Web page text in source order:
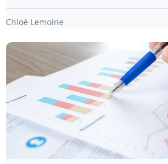
Chloé Lemoine